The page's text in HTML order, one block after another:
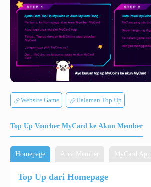
Website Game Halaman Top Up
Top Up Voucher MyCard ke Akun Member
Homepage Area Member MyCard App
Top Up dari Homepage